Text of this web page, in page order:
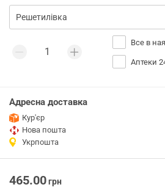
Все в
Аптеки
Адресна доставка
Кур'єр
Нова пошта
Укрпошта
465.00грн